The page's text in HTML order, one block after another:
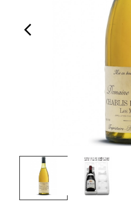
arrow_back_ios